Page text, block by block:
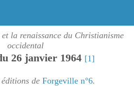
la renaissance du Christianisme
occidental
26 janvier 1964 [1]
de Forgeville n°6.